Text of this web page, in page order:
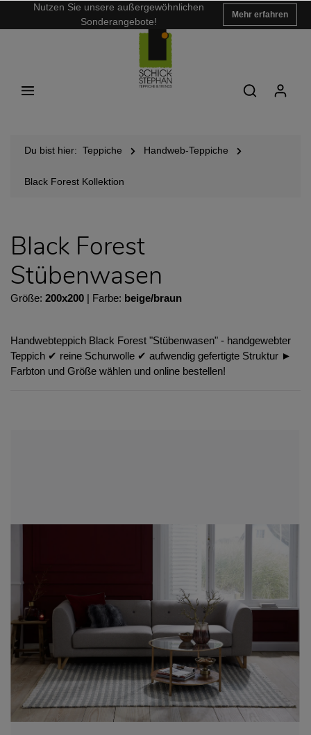
Nutzen Sie unsere außergewöhnlichen
Sonderangebote!
Mehr erfahren
Du bist hier: Teppiche Handweb-Teppiche
Black Forest Kollektion
Black Forest
Stübenwasen
Größe: 200x200 | Farbe: beige/braun
Handwebteppich Black Forest "Stübenwasen" - handgewebter
Teppich ✔︎ reine Schurwolle ✔︎ aufwendig gefertigte Struktur ►
Farbton und Größe wählen und online bestellen!